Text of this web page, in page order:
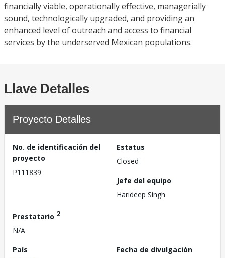
financially viable, operationally effective, managerially
sound, technologically upgraded, and providing an
enhanced level of outreach and access to financial
services by the underserved Mexican populations.
Llave Detalles
Proyecto Detalles
No. de identificación del
proyecto
P111839
Estatus
Closed
Jefe del equipo
Harideep Singh
Prestatario 2
N/A
País
Fecha de divulgación